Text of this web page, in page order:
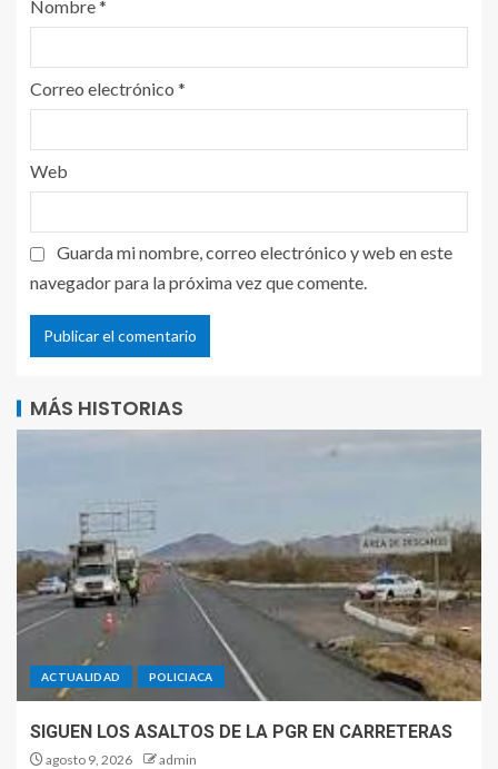
Nombre*
Correo electrónico *
Web
Guarda mi nombre, correo electrónico y web en este
navegador para la próxima vez que comente.
MÁS HISTORIAS
ACTUALIDAD POLICIACA
SIGUEN LOS ASALTOS DE LA PGR EN CARRETERAS
agosto 9, 2026 admin